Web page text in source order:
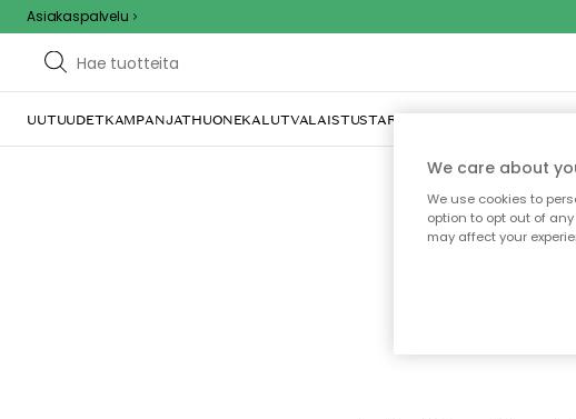
Asiakaspalvelu
UUTUUDETKAMPANJATHUONEKALUTVALAISTUSTARJOILU JA KATTAUS
We care about
We use cookies to
option to opt out of
may affect your